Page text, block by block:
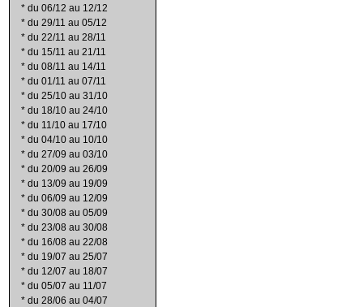
* du 06/12 au 12/12
* du 29/11 au 05/12
* du 22/11 au 28/11
* du 15/11 au 21/11
* du 08/11 au 14/11
* du 01/11 au 07/11
* du 25/10 au 31/10
* du 18/10 au 24/10
* du 11/10 au 17/10
* du 04/10 au 10/10
* du 27/09 au 03/10
* du 20/09 au 26/09
* du 13/09 au 19/09
* du 06/09 au 12/09
* du 30/08 au 05/09
* du 23/08 au 30/08
* du 16/08 au 22/08
* du 19/07 au 25/07
* du 12/07 au 18/07
* du 05/07 au 11/07
* du 28/06 au 04/07